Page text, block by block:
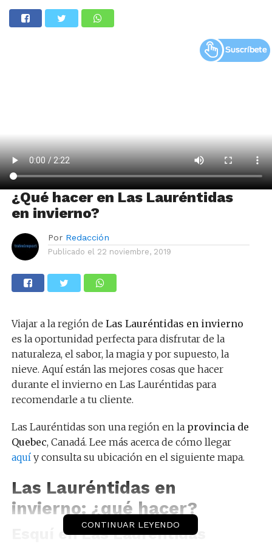
¿Qué hacer en Las Lauréntidas
en invierno?
Por Redacción
Publicado el 22 noviembre, 2019
Viajar a la región de Las Lauréntidas en invierno
es la oportunidad perfecta para disfrutar de la
naturaleza, el sabor, la magia y por supuesto, la
nieve. Aquí están las mejores cosas que hacer
durante el invierno en Las Lauréntidas para
recomendarle a tu cliente.
Las Lauréntidas son una región en la provincia de
Quebec, Canadá. Lee más acerca de cómo llegar
aquíy consulta su ubicación en el siguiente mapa.
Las Lauréntidas en
invierno: ¿qué hacer?
Esquí en Las Lauréntidas
CONTINUAR LEYENDO